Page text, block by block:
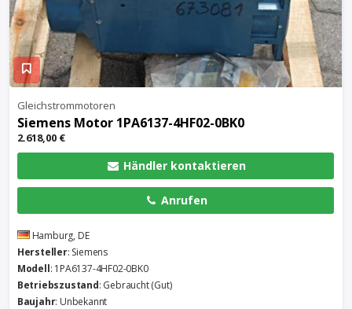
Gleichstrommotoren
Siemens Motor1PA6137-4HF02-0BK0
2.618,00 €
Händler kontaktieren
Anrufen
Hamburg, DE
Hersteller: Siemens
Modell: 1PA6137-4HF02-0BK0
Betriebszustand: Gebraucht (Gut)
Baujahr: Unbekannt